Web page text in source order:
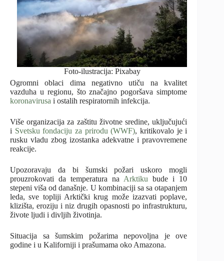
Foto-ilustracija: Pixabay
Ogromni oblaci dima negativno utiču na kvalitet
vazduha u regionu, što značajno pogoršava simptome
koronavirusa i ostalih respiratornih infekcija.
Više organizacija za zaštitu životne sredine, uključujući
i Svetsku fondaciju za prirodu (WWF), kritikovalo je i
rusku vladu zbog izostanka adekvatne i pravovremene
reakcije.
Upozoravaju da bi šumski požari uskoro mogli
prouzrokovati da temperatura na Arktiku bude i 10
stepeni viša od današnje. U kombinaciji sa sa otapanjem
leda, sve topliji Arktički krug može izazvati poplave,
klizišta, eroziju i niz drugih opasnosti po infrastrukturu,
živote ljudi i divljih životinja.
Situacija sa šumskim požarima nepovoljna je ove
godine i u Kaliforniji i prašumama oko Amazona.